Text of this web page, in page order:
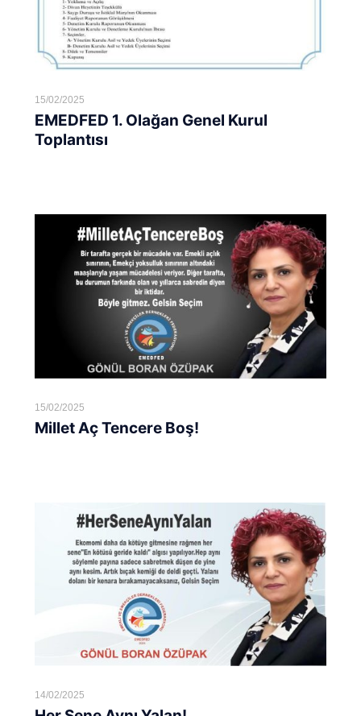
15/02/2025
EMEDFED 1. Olağan Genel Kurul
Toplantısı
15/02/2025
Millet Aç Tencere Boş!
14/02/2025